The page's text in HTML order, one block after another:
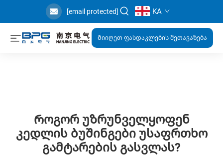
[email protected] KA
Მიიღეთ ფასდაკლების შეთავაზება
Როგორ Უზრუნველყოფენ
Კედლის Ბუშინგები Უსაფრთხო
Გამტარების Გასვლას?